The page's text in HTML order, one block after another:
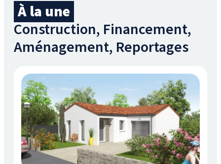
À la une
Construction, Financement,
Aménagement, Reportages